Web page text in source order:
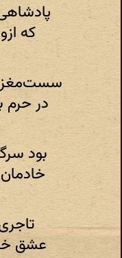
که
در حرم
بود
عشق